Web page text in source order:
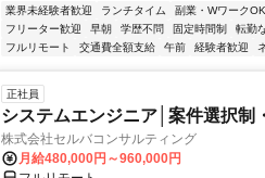
業界未経験者歓迎 ランチタイム 副業・WワークOK
フリーター歓迎
早朝 学歴不問 固定時間制 転勤
フルリモート
交通費全額支給 午前 経験者歓迎
正社員
システムエンジニア│案件選択制
株式会社セルバコンサルティング
月給480,000円～960,000円